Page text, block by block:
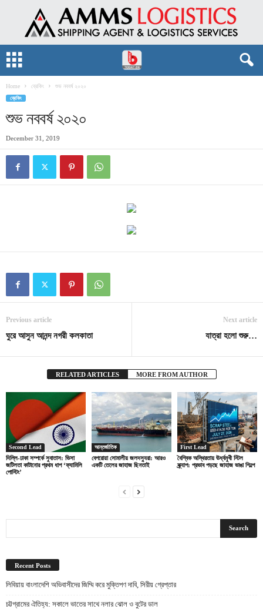
Home ব্রেকিং শুভ নববর্ষ ২০২০
ব্রেকিং
শুভ নববর্ষ ২০২০
December 31, 2019
Previous article
ঘুরে আসুন আনন্দ নগরী কলকাতা
Next article
যাত্রা হলো শুরু…
RELATED ARTICLES MORE FROM AUTHOR
Second Lead
দিল্লি-ঢাকা সম্পর্কে সুবাতাস: ভিসা
জটিলতা কাটানোর প্রথম ধাপ ‘ফ্যামিলি
পোস্টিং’
আন্তর্জাতিক
বেপরোয়া সোমালীয় জলদস্যুরা: আরও
একটি তেলের জাহাজ ছিনতাই
First Lead
বৈশ্বিক অস্থিরতায় ঊর্ধ্বমুখী স্টিল
স্ক্র্যাপ: প্রভাব পড়ছে জাহাজ ভাঙা শিল্পে
Recent Posts
লিবিয়ায় বাংলাদেশি অভিবাসীদের জিম্মি করে মুক্তিপণ দাবি, সিরীয় গ্রেপ্তার
চট্টগ্রামের ঐতিহ্য: সকালে ভাতের সাথে নলার ঝোল ও বুটের ডাল